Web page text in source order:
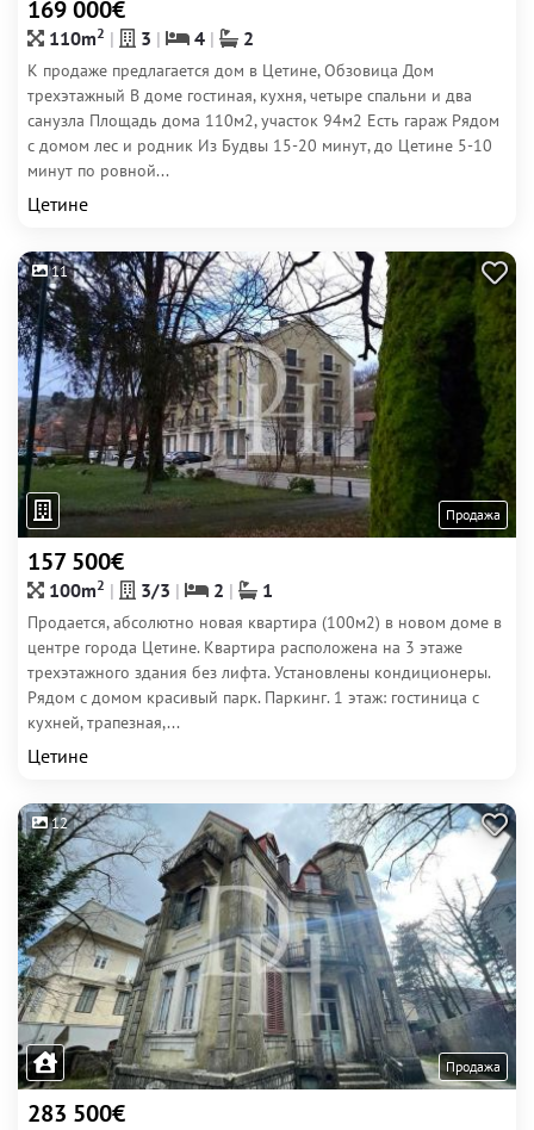
169 000€
110m2 3 4 2
К продаже предлагается дом в Цетине, Обзовица Дом
трехэтажный В доме гостиная, кухня, четыре спальни и два
санузла Площадь дома 110м2, участок 94м2 Есть гараж Рядом
с домом лес и родник Из Будвы 15-20 минут, до Цетине 5-10
минут по ровной...
Цетине
11
Продажа
157 500€
100m2 3/3 2 1
Продается, абсолютно новая квартира (100м2) в новом доме в
центре города Цетине. Квартира расположена на 3 этаже
трехэтажного здания без лифта. Установлены кондиционеры.
Рядом с домом красивый парк. Паркинг. 1 этаж: гостиница с
кухней, трапезная,...
Цетине
12
Продажа
283 500€